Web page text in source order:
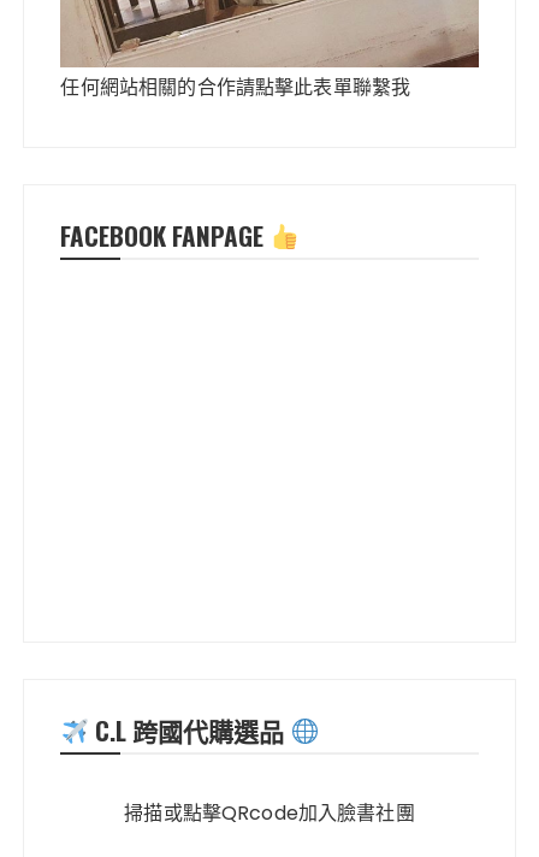
任何網站相關的合作請點擊此表單聯繫我
FACEBOOK FANPAGE
C.L 跨國代購選品
掃描或點擊QRcode加入臉書社團